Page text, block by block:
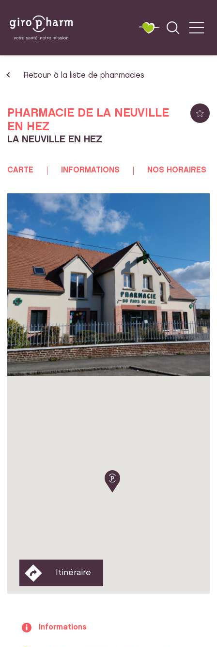
Retour à la liste de pharmacies
PHARMACIE DE LA NEUVILLE
EN HEZ
LA NEUVILLE EN HEZ
CARTE INFORMATIONS NOS HORAIRES
Itinéraire
Informations